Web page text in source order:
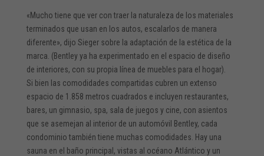
«Mucho tiene que ver con traer la naturaleza de los materiales
terminados que usan en los autos, escalarlos de manera
diferente», dijo Sieger sobre la adaptación de la estética de la
marca. (Bentley ya ha experimentado en el espacio de diseño
de interiores, con su propia línea de muebles para el hogar).
Si bien las comodidades compartidas cubren un extenso
espacio de 1.858 metros cuadrados e incluyen restaurantes,
bares, un gimnasio, spa, sala de juegos y cine, con asientos
que se asemejan al interior de un automóvil Bentley, cada
condominio también tiene muchas comodidades. Hay una
sauna en el baño principal, vistas al océano Atlántico y un